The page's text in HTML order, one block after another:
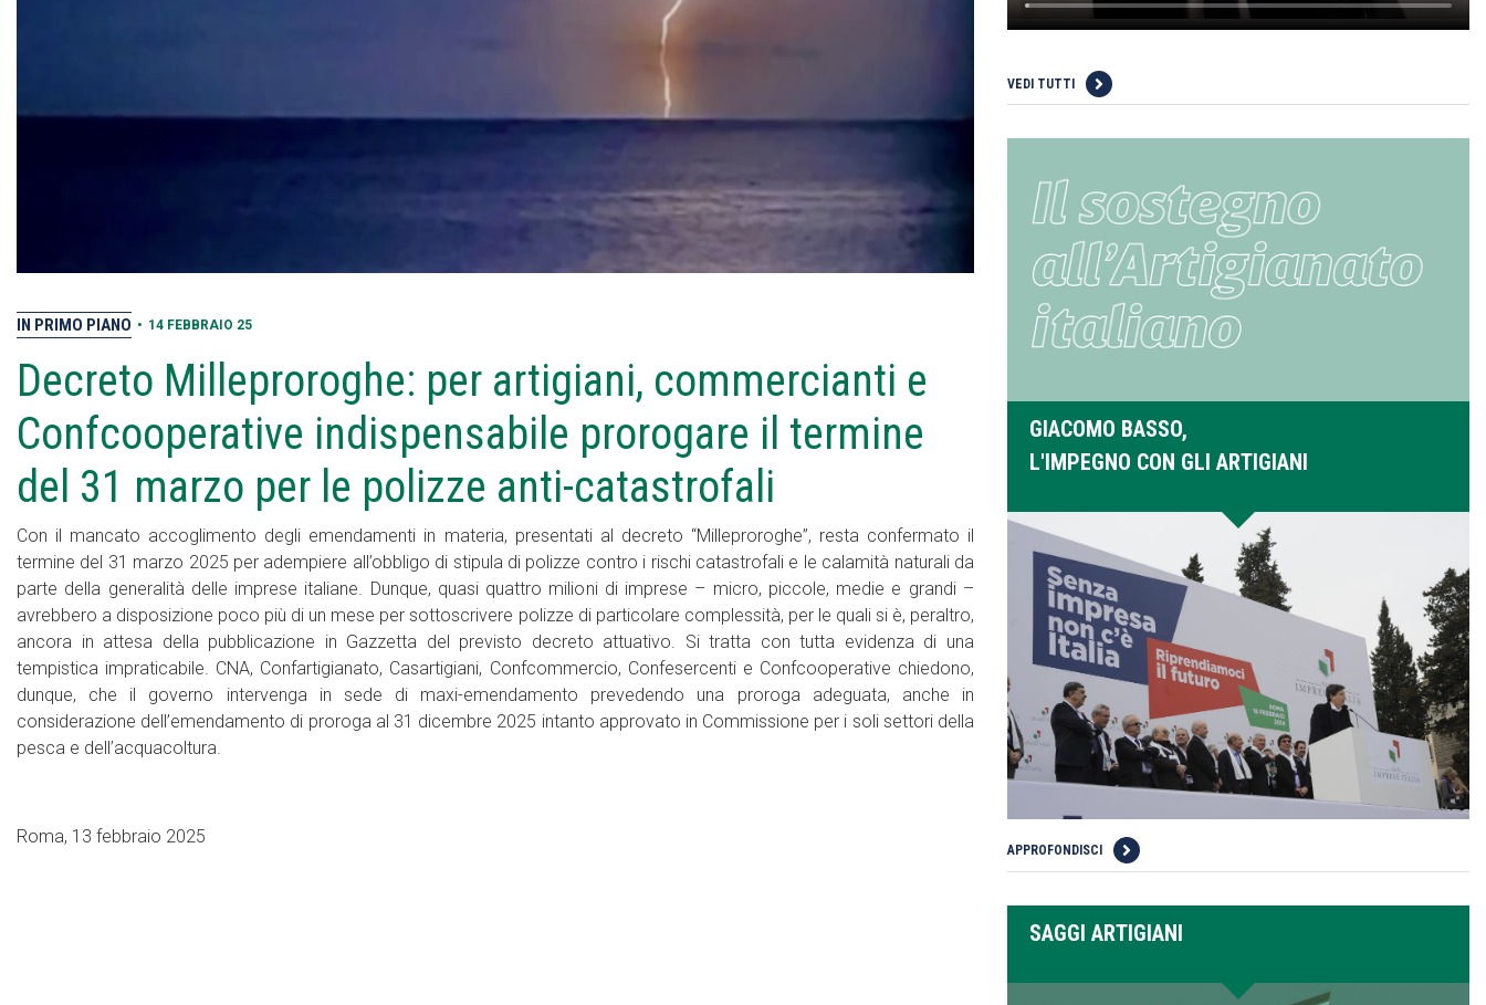
IN PRIMO PIANO • 14 FEBBRAIO 25
Decreto Milleproroghe: per artigiani, commercianti e
Confcooperative indispensabile prorogare il termine
del 31 marzo per le polizze anti-catastrofali
Con il mancato accoglimento degli emendamenti in materia, presentati al decreto “Milleproroghe”, resta confermato il
termine del 31 marzo 2025 per adempiere all’obbligo di stipula di polizze contro i rischi catastrofali e le calamità naturali da
parte della generalità delle imprese italiane. Dunque, quasi quattro milioni di imprese – micro, piccole, medie e grandi –
avrebbero a disposizione poco più di un mese per sottoscrivere polizze di particolare complessità, per le quali si è, peraltro,
ancora in attesa della pubblicazione in Gazzetta del previsto decreto attuativo. Si tratta con tutta evidenza di una
tempistica impraticabile. CNA, Confartigianato, Casartigiani, Confcommercio, Confesercenti e Confcooperative chiedono,
dunque, che il governo intervenga in sede di maxi-emendamento prevedendo una proroga adeguata, anche in
considerazione dell’emendamento di proroga al 31 dicembre 2025 intanto approvato in Commissione per i soli settori della
pesca e dell’acquacoltura.
Roma, 13 febbraio 2025
VEDI TUTTI
GIACOMO BASSO,
L'IMPEGNO CON GLI ARTIGIANI
APPROFONDISCI
SAGGI ARTIGIANI